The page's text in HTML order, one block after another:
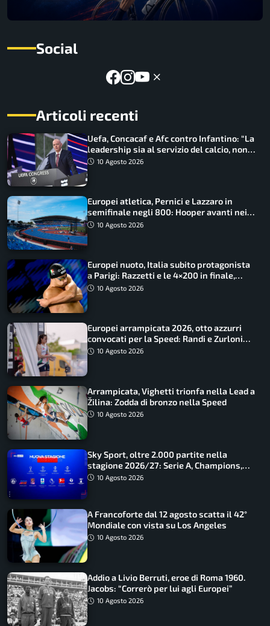
Social
Articoli recenti
Uefa, Concacaf e Afc contro Infantino: “La
leadership sia al servizio del calcio, non
cerchi di dominarlo”
10 Agosto 2026
Europei atletica, Pernici e Lazzaro in
semifinale negli 800: Hooper avanti nei
100, fuori Tecuceanu
10 Agosto 2026
Europei nuoto, Italia subito protagonista
a Parigi: Razzetti e le 4×200 in finale,
Quadarella domina gli 800
10 Agosto 2026
Europei arrampicata 2026, otto azzurri
convocati per la Speed: Randi e Zurloni
guidano l’Italia
10 Agosto 2026
Arrampicata, Vighetti trionfa nella Lead a
Žilina: Zodda di bronzo nella Speed
10 Agosto 2026
Sky Sport, oltre 2.000 partite nella
stagione 2026/27: Serie A, Champions,
Premier e tutte le novità
10 Agosto 2026
A Francoforte dal 12 agosto scatta il 42°
Mondiale con vista su Los Angeles
10 Agosto 2026
Addio a Livio Berruti, eroe di Roma 1960.
Jacobs: “Correrò per lui agli Europei”
10 Agosto 2026